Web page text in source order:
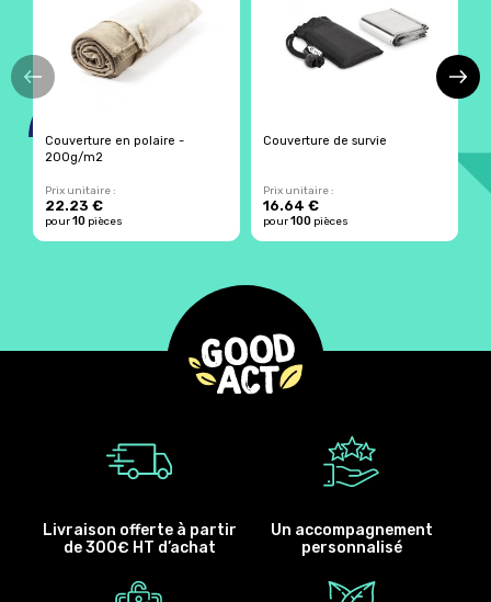
Couverture en polaire -
200g/m2
Prix unitaire :
22.23 €
pour10 pièces
Couverture de survie
Prix unitaire :
16.64 €
pour100 pièces
Livraison offerte à partir
de 300€ HT d’achat
Un accompagnement
personnalisé